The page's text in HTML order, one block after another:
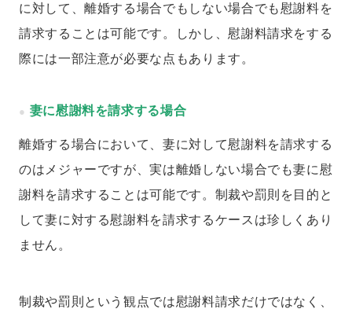
に対して、離婚する場合でもしない場合でも慰謝料を
請求することは可能です。しかし、慰謝料請求をする
際には一部注意が必要な点もあります。
妻に慰謝料を請求する場合
離婚する場合において、妻に対して慰謝料を請求する
のはメジャーですが、実は離婚しない場合でも妻に慰
謝料を請求することは可能です。制裁や罰則を目的と
して妻に対する慰謝料を請求するケースは珍しくあり
ません。
制裁や罰則という観点では慰謝料請求だけではなく、